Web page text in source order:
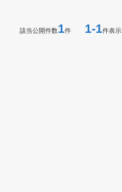
該当公開件数1件 1-1件表示